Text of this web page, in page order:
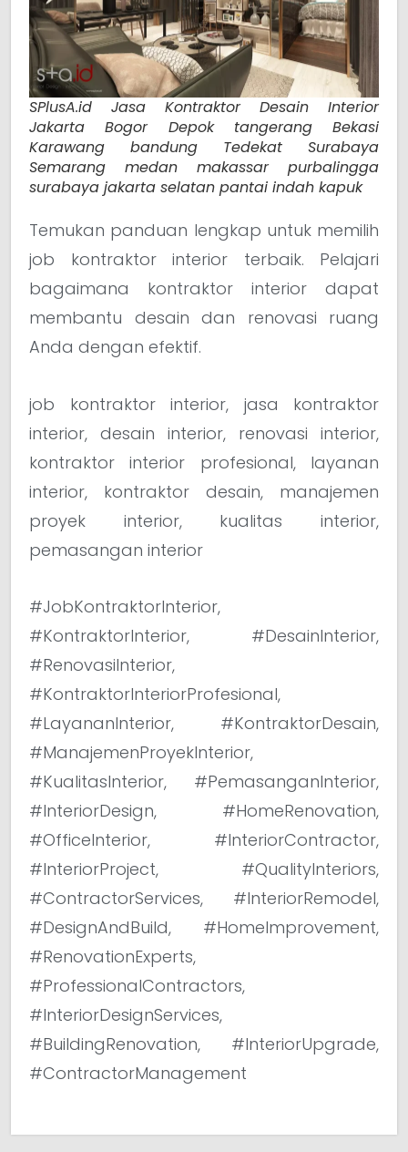
SPlusA.id Jasa Kontraktor Desain Interior
Jakarta Bogor Depok tangerang Bekasi
Karawang bandung Tedekat Surabaya
Semarang medan makassar purbalingga
surabaya jakarta selatan pantai indah kapuk
Temukan panduan lengkap untuk memilih
job kontraktor interior terbaik. Pelajari
bagaimana kontraktor interior dapat
membantu desain dan renovasi ruang
Anda dengan efektif.
job kontraktor interior, jasa kontraktor
interior, desain interior, renovasi interior,
kontraktor interior profesional, layanan
interior, kontraktor desain, manajemen
proyek interior, kualitas interior,
pemasangan interior
#JobKontraktorInterior,
#KontraktorInterior, #DesainInterior,
#RenovasiInterior,
#KontraktorInteriorProfesional,
#LayananInterior, #KontraktorDesain,
#ManajemenProyekInterior,
#KualitasInterior, #PemasanganInterior,
#InteriorDesign, #HomeRenovation,
#OfficeInterior, #InteriorContractor,
#InteriorProject, #QualityInteriors,
#ContractorServices, #InteriorRemodel,
#DesignAndBuild, #HomeImprovement,
#RenovationExperts,
#ProfessionalContractors,
#InteriorDesignServices,
#BuildingRenovation, #InteriorUpgrade,
#ContractorManagement